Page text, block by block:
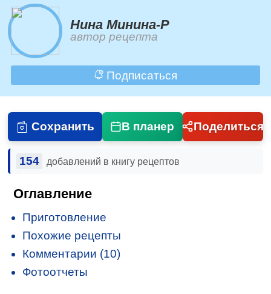
Нина Минина-Р
автор рецепта
Подписаться
Сохранить В планер Поделиться
154 добавлений в книгу рецептов
Оглавление
Приготовление
Похожие рецепты
Комментарии (10)
Фотоотчеты